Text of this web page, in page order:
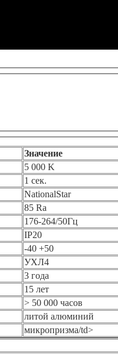
Значение
5 000 K
1 сек.
NationalStar
85 Ra
176-264/50Гц
IP20
-40 +50
УХЛ4
3 года
15 лет
> 50 000 часов
литой алюминий
микропризма/td>